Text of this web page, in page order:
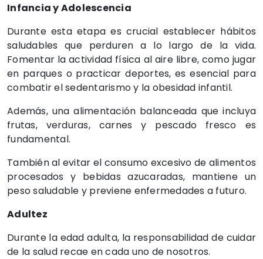
Infancia y Adolescencia
Durante esta etapa es crucial establecer hábitos
saludables que perduren a lo largo de la vida.
Fomentar la actividad física al aire libre, como jugar
en parques o practicar deportes, es esencial para
combatir el sedentarismo y la obesidad infantil.
Además, una alimentación balanceada que incluya
frutas, verduras, carnes y pescado fresco es
fundamental.
También al evitar el consumo excesivo de alimentos
procesados y bebidas azucaradas, mantiene un
peso saludable y previene enfermedades a futuro.
Adultez
Durante la edad adulta, la responsabilidad de cuidar
de la salud recae en cada uno de nosotros.